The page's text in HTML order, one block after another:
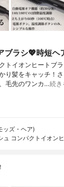
ブラシ💖時短ヘ
トイオンヒートブ
り髪をキャッチ！
毛先のワンカ…続き
ッズ・ヘア)
ュ コンパクトイオン